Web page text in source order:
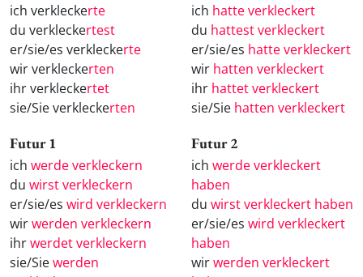
ich verkleckerte
du verkleckertest
er/sie/es verkleckerte
wir verkleckerten
ihr verkleckertet
sie/Sie verkleckerten
ich hatte verkleckert
du hattest verkleckert
er/sie/es hatte verkleckert
wir hatten verkleckert
ihr hattet verkleckert
sie/Sie hatten verkleckert
Futur 1
ich werde verkleckern
du wirst verkleckern
er/sie/es wird verkleckern
wirwerden verkleckern
ihrwerdet verkleckern
sie/Siewerden
Futur 2
ich werde verkleckert
haben
du wirst verkleckert haben
er/sie/es wird verkleckert
haben
wirwerden verkleckert